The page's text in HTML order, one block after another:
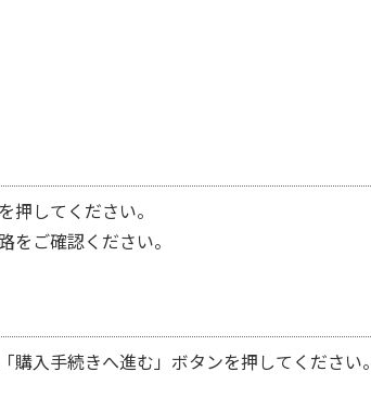
押してください。
ご確認ください。
入手続きへ進む」ボタンを押してください。